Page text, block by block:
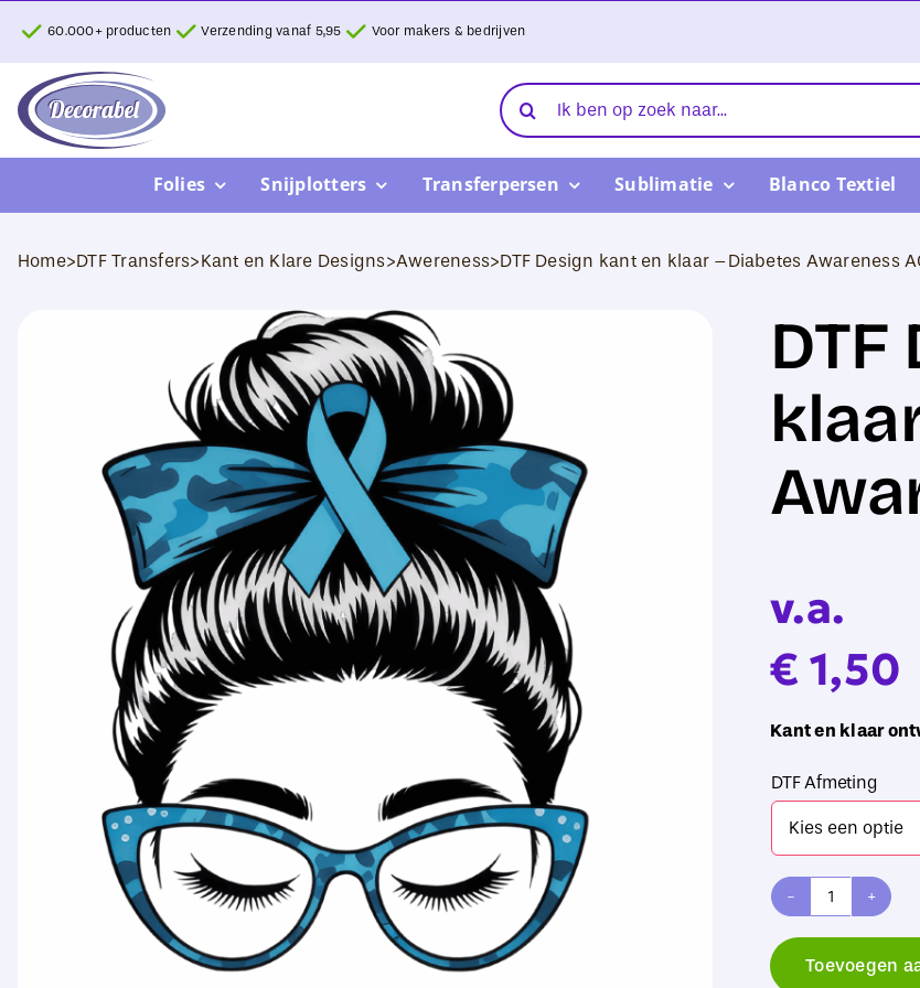
inhoud
60.000+ producten Verzending vanaf 5,95 Voor makers & bedrijven
Zoeken
naar:
Folies Snijplotters Transferpersen Sublimatie Blanco Textiel
Home>DTF Transfers>Kant en Klare Designs>Awereness>DTF Design kant en klaar –Diabetes Awareness
v.a.
€ 1,50
Kant en klaar
DTF Afmeting
DTF
Toevoegen